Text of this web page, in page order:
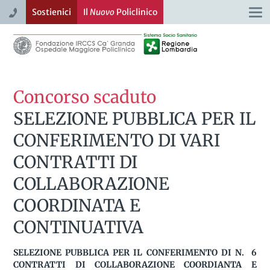
Sostienici Il NuovoPoliclinico
Concorso scaduto
SELEZIONE PUBBLICA PER IL
CONFERIMENTO DI VARI
CONTRATTI DI
COLLABORAZIONE
COORDINATA E
CONTINUATIVA
SELEZIONE PUBBLICA PER IL CONFERIMENTO DI N. 6
CONTRATTI DI COLLABORAZIONE COORDIANTA E